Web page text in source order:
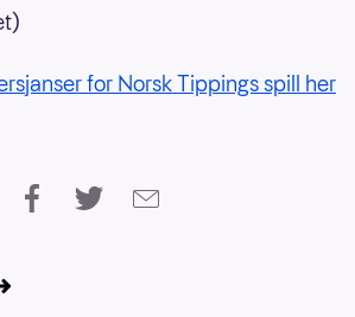
for Norsk Tippings spill her